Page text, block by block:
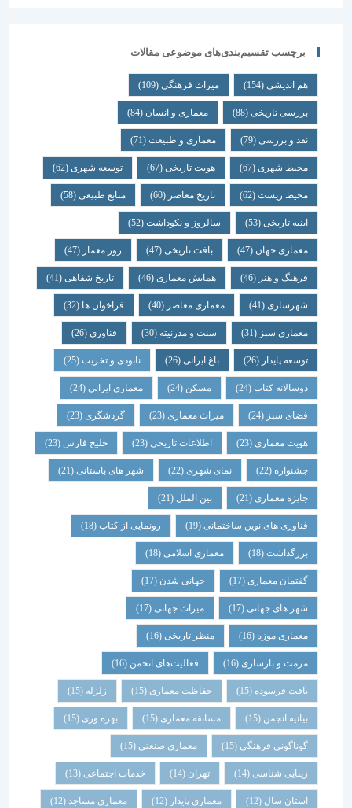
برچسب تقسیم‌بندی‌های موضوعی مقالات
هم اندیشی (154) میراث فرهنگی (109)
بررسی تاریخی (88) معماری و انسان (84)
نقد و بررسی (79) معماری و طبیعت (71)
محیط شهری(67) هویت تاریخی(67) توسعه شهری(62)
محیط زیست(62) تاریخ معاصر(60) منابع طبیعی(58)
ابنیه تاریخی(53) سالروز و نکوداشت(52)
معماری جهان (47) بافت تاریخی(47) روز معمار(47)
فرهنگ و هنر(46) همایش معماری (46) تاریخ شفاهی (41)
شهرسازی(41) معماری معاصر(40) فراخوان ها (32)
معماری سبز(31) سنت و مدرنیته(30) فناوری (26)
توسعه پایدار(26) باغ ایرانی(26) نابودی و تخریب(25)
دوسالانه کتاب(24) مسکن (24) معماری ایرانی(24)
فضای سبز(24) میراث معماری (23) گردشگری (23)
هویت معماری (23) اطلاعات تاریخی(23) خلیج فارس(23)
جشنواره(22) نمای شهری(22) شهر های باستانی (21)
جایزه معماری (21) بین الملل(21)
فناوری های نوین ساختمانی(19) رونمایی از کتاب (18)
بزرگداشت (18) معماری اسلامی(18)
گفتمان معماری (17) جهانی شدن(17)
شهر های جهانی(17) میراث جهانی(17)
معماری موزه(16) منظر تاریخی (16)
مرمت و بازسازی(16) فعالیت‌های انجمن(16)
بافت فرسوده (15) حفاظت معماری (15) زلزله
بیانیه انجمن(15) مسابقه معماری (15) بهره وری(15)
گوناگونی فرهنگی (15) معماری صنعتی(15)
زیبایی شناسی (14) تهران خدمات اجتماعی (13)
استان سال(12) معماری پایدار (12) معماری مساجد(12)